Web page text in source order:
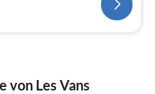
von Les Vans